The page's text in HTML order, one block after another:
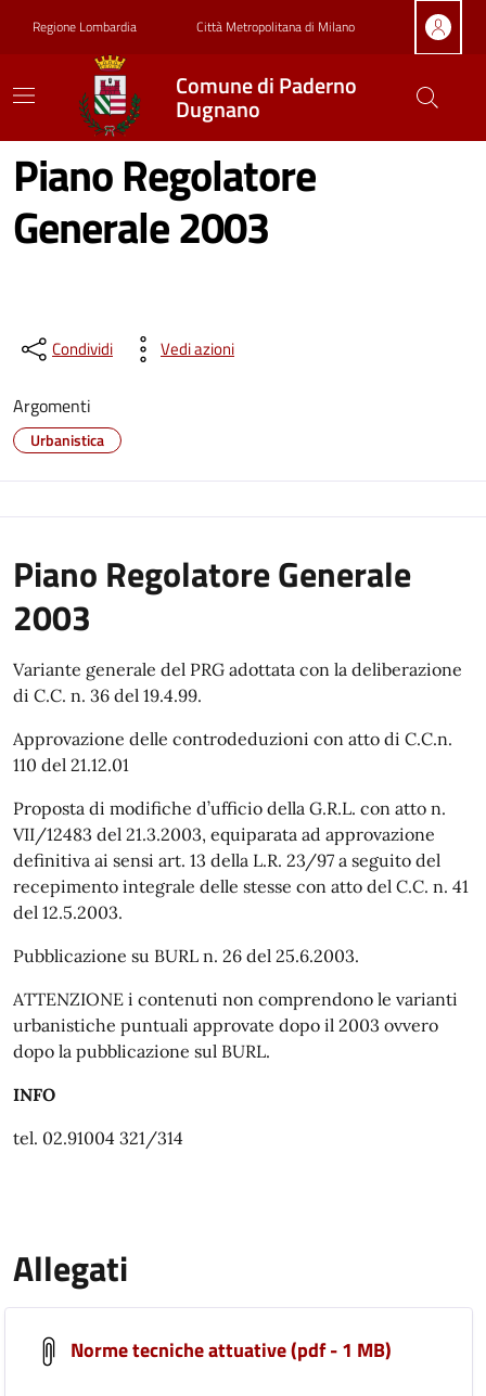
Regione Lombardia Città Metropolitana di Milano
Comune di Paderno
Dugnano
Piano Regolatore
Generale 2003
Condividi Vedi azioni
Argomenti
Urbanistica
Piano Regolatore Generale
2003
Variante generale del PRG adottata con la deliberazione
di C.C. n. 36 del 19.4.99.
Approvazione delle controdeduzioni con atto di C.C.n.
110 del 21.12.01
Proposta di modifiche d’ufficio della G.R.L. con atto n.
VII/12483 del 21.3.2003, equiparata ad approvazione
definitiva ai sensi art. 13 della L.R. 23/97 a seguito del
recepimento integrale delle stesse con atto del C.C. n. 41
del 12.5.2003.
Pubblicazione su BURL n. 26 del 25.6.2003.
ATTENZIONE i contenuti non comprendono le varianti
urbanistiche puntuali approvate dopo il 2003 ovvero
dopo la pubblicazione sul BURL.
INFO
tel. 02.91004 321/314
Allegati
Norme tecniche attuative (pdf - 1 MB)